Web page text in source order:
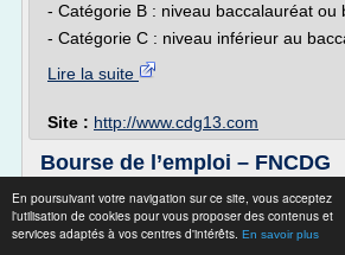
En poursuivant votre navigation sur ce site, vous acceptez
l'utilisation de cookies pour vous proposer des contenus et
services adaptés à vos centres d'intérêts. En savoir plus
- Catégorie B : niveau baccalauréat ou
- Catégorie C : niveau inférieur au
Lire la suite
Site : http://www.cdg13.com
Bourse de l’emploi – FNCDG
| Bourse de l'emploi
Bourse de l'emploi